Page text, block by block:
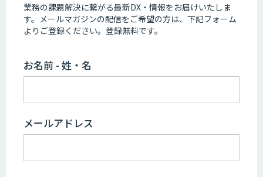
業務の課題解決に繋がる最新DX・情報をお届けいたしま
す。 メールマガジンの配信をご希望の方は、下記フォーム
よりご登録ください。登録無料です。
お名前 - 姓・名
メールアドレス